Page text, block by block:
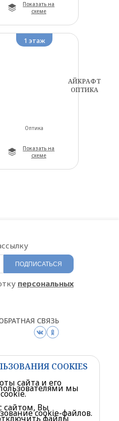
Показать на
схеме
1 этаж
АЙКРАФТ
ОПТИКА
Оптика
Показать на
схеме
СВЯЗЬ
ПОДПИСАТЬСЯ
персональных
COOKIES
сайта и его
мы
сайтом, Выcookie-файлов.
файлы